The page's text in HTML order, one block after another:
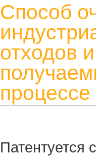
Способ
отходов
процессе
Патентуется